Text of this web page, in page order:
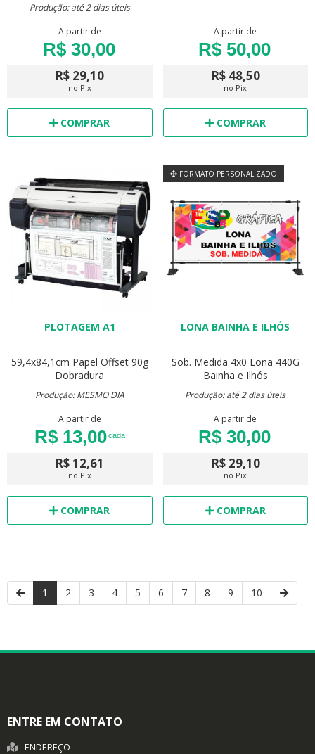
Produção: até 2 dias úteis
A partir de
R$ 30,00
R$ 29,10
no Pix
COMPRAR
A partir de
R$ 50,00
R$ 48,50
no Pix
COMPRAR
PLOTAGEM A1
59,4x84,1cm Papel Offset 90g
Dobradura
Produção: MESMO DIA
A partir de
R$ 13,00cada
R$ 12,61
no Pix
COMPRAR
FORMATO PERSONALIZADO
LONA BAINHA E ILHÓS
Sob. Medida 4x0 Lona 440G
Bainha e Ilhós
Produção: até 2 dias úteis
A partir de
R$ 30,00
R$ 29,10
no Pix
COMPRAR
1 2 3 4 5 6 7 8 9 10
ENTRE EM CONTATO
ENDEREÇO